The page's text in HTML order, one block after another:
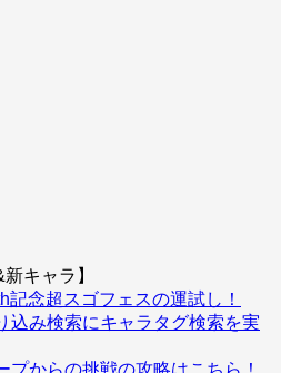
キャラ】
記念超スゴフェスの運試し！
込み検索にキャラタグ検索を実
プからの挑戦の攻略はこちら！